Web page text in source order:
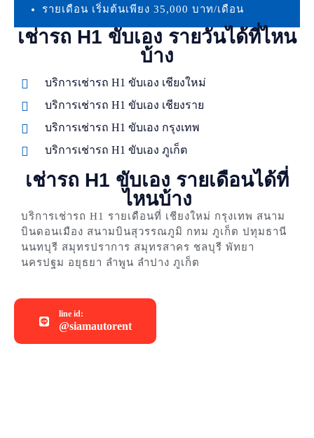
รายเดือน เริ่มต้นเพียง 35,000 บาท/เดือน
เช่ารถ H1 ขับเอง รายวันได้ที่ไหน
บ้าง
บริการเช่ารถ H1 ขับเอง เชียงใหม่
บริการเช่ารถ H1 ขับเอง เชียงราย
บริการเช่ารถ H1 ขับเอง กรุงเทพ
บริการเช่ารถ H1 ขับเอง ภูเก็ต
เช่ารถ H1 ขับเอง รายเดือนได้ที่
ไหนบ้าง
บริการเช่ารถ H1 รายเดือนที่ เชียงใหม่ กรุงเทพ สนาม
บินดอนเมือง สนามบินสุวรรณภูมิ กทม ภูเก็ต ปทุมธานี
นนทบุรี สมุทรปราการ สมุทรสาคร ชลบุรี พัทยา
นครปฐม อยุธยา ลำพูน ลำปาง ภูเก็ต
line id:
@siamautorent